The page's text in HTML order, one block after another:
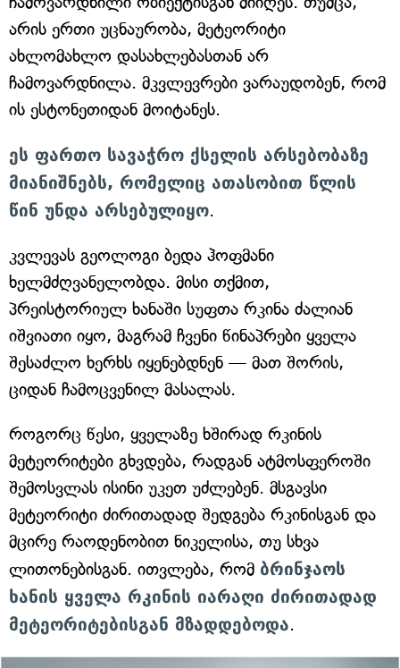
არის ერთი უცნაურობა, მეტეორიტი
ახლომახლო დასახლებასთან არ
ჩამოვარდნილა. მკვლევრები ვარაუდობენ, რომ
ის ესტონეთიდან მოიტანეს.
ეს ფართო სავაჭრო ქსელის არსებობაზე
მიანიშნებს, რომელიც ათასობით წლის
წინ უნდა არსებულიყო.
კვლევას გეოლოგი ბედა ჰოფმანი
ხელმძღვანელობდა. მისი თქმით,
პრეისტორიულ ხანაში სუფთა რკინა ძალიან
იშვიათი იყო, მაგრამ ჩვენი წინაპრები ყველა
შესაძლო ხერხს იყენებდნენ — მათ შორის,
ციდან ჩამოცვენილ მასალას.
როგორც წესი, ყველაზე ხშირად რკინის
მეტეორიტები გხვდება, რადგან ატმოსფეროში
შემოსვლას ისინი უკეთ უძლებენ. მსგავსი
მეტეორიტი ძირითადად შედგება რკინისგან და
მცირე რაოდენობით ნიკელისა, თუ სხვა
ლითონებისგან. ითვლება, რომ ბრინჯაოს
ხანის ყველა რკინის იარაღი ძირითადად
მეტეორიტებისგან მზადდებოდა.